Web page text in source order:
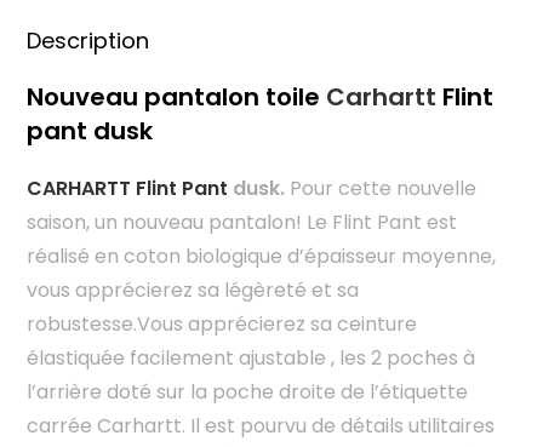
Description
Nouveau pantalon toile Carhartt Flint
pant dusk
CARHARTT Flint Pant dusk. Pour cette nouvelle
saison, un nouveau pantalon! Le Flint Pant est
réalisé en coton biologique d’épaisseur moyenne,
vous apprécierez sa légèreté et sa
robustesse.Vous apprécierez sa ceinture
élastiquée facilement ajustable , les 2 poches à
l’arrière doté sur la poche droite de l’étiquette
carrée Carhartt. Il est pourvu de détails utilitaires